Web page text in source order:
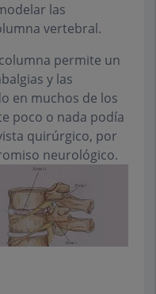
las
vertebral.
permite un
y las
en muchos de los
poco o nada podía
quirúrgico, por
neurológico.